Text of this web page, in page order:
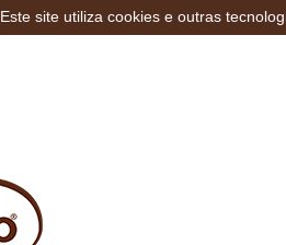
Este site utiliza cookies e outras